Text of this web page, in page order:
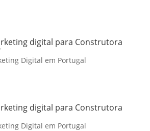
digital para Construtora
Digital em Portugal
digital para Construtora
Digital em Portugal